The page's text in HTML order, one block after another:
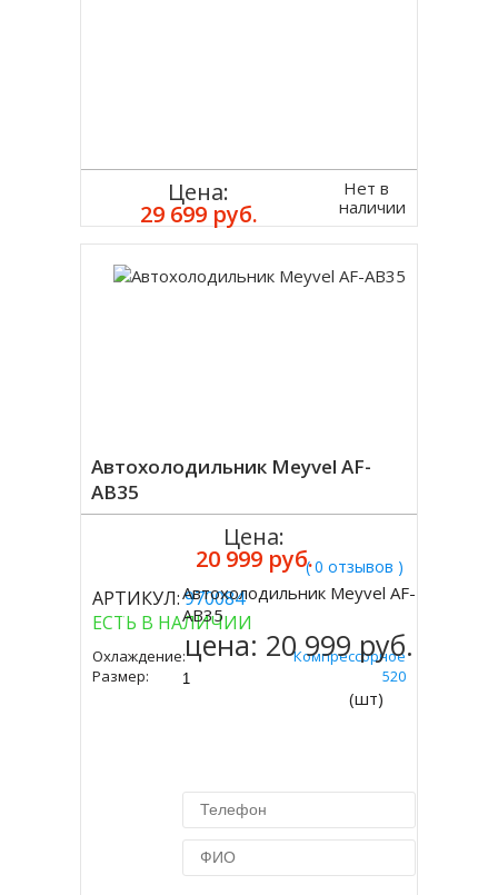
Цена:
29 699 руб.
Нет в
наличии
Автохолодильник Meyvel AF-
AB35
( 0 отзывов )
АРТИКУЛ:970084
ЕСТЬ В НАЛИЧИИ
Охлаждение:
Компрессорное
Размер:
420 Х 575 Х 520
Цена:
20 999 руб.
Купить
Автохолодильник Meyvel AF-
AB35
цена: 20 999 руб.
(шт)